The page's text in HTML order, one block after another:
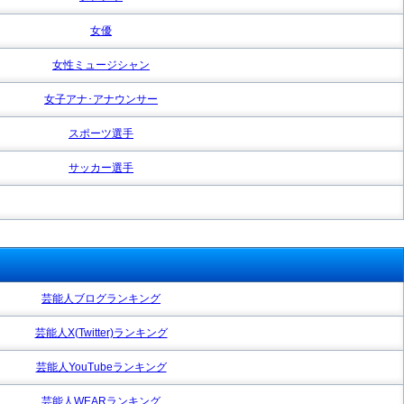
女優
女性ミュージシャン
女子アナ･アナウンサー
スポーツ選手
サッカー選手
芸能人ブログランキング
芸能人X(Twitter)ランキング
芸能人YouTubeランキング
芸能人WEARランキング